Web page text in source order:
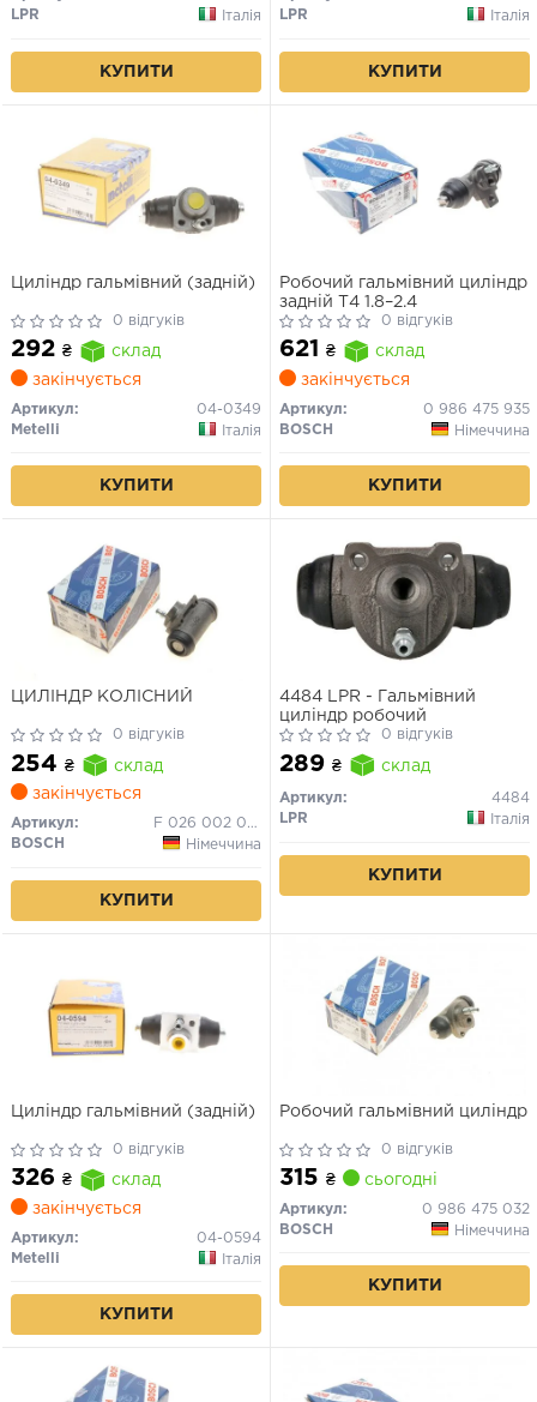
LPR
Італія
КУПИТИ
LPR
Італія
КУПИТИ
Циліндр гальмівний (задній)
0 відгуків
292 ₴
склад
закінчується
Артикул:
04-0349
Metelli
Італія
КУПИТИ
Робочий гальмівний циліндр
задній T4 1.8–2.4
0 відгуків
621 ₴
склад
закінчується
Артикул:
0 986 475 935
BOSCH
Німеччина
КУПИТИ
ЦИЛIНДР КОЛIСНИЙ
0 відгуків
254 ₴
склад
закінчується
Артикул:
F 026 002 080
BOSCH
Німеччина
КУПИТИ
4484 LPR - Гальмівний
циліндр робочий
0 відгуків
289 ₴ склад
Артикул:
4484
LPR
Італія
КУПИТИ
Циліндр гальмівний (задній)
0 відгуків
326 ₴
склад
закінчується
Артикул:
04-0594
Metelli
Італія
КУПИТИ
Робочий гальмівний циліндр
0 відгуків
315 ₴ сьогодні
Артикул:
0 986 475 032
BOSCH
Німеччина
КУПИТИ